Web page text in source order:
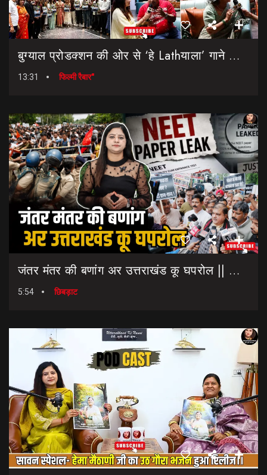
बुग्याल प्रोडक्शन की ओर से ‘हे Lathयाला’ गाने की शानदार लॉन्चिंग || Hey Lathyala || Garhwali Song
13:31 फिल्मी रैबार"
जंतर मंतर की बणांग अर उत्तराखंड कू घपरोल || NEET Paper Leak || Dharmendra Pradhan Resigns
5:54 छिबड़ाट